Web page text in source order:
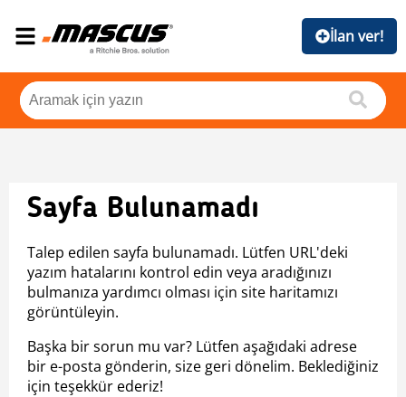
İlan ver!
Sayfa Bulunamadı
Talep edilen sayfa bulunamadı. Lütfen URL'deki
yazım hatalarını kontrol edin veya aradığınızı
bulmanıza yardımcı olması için site haritamızı
görüntüleyin.
Başka bir sorun mu var? Lütfen aşağıdaki adrese
bir e-posta gönderin, size geri dönelim. Beklediğiniz
için teşekkür ederiz!